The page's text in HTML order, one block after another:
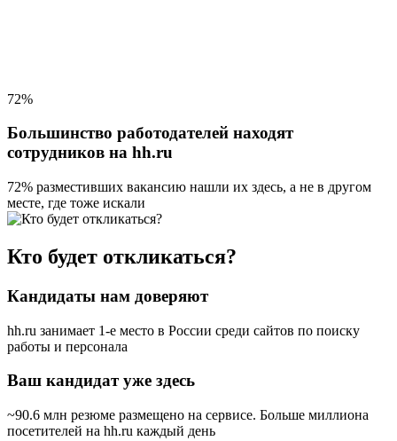
72%
Большинство работодателей находят
сотрудников на hh.ru
72% разместивших вакансию нашли их здесь, а не в другом
месте, где тоже искали
Кто будет откликаться?
Кандидаты нам доверяют
hh.ru занимает 1-е место в России среди сайтов по поиску
работы и персонала
Ваш кандидат уже здесь
~90.6 млн резюме размещено на сервисе. Больше миллиона
посетителей на hh.ru каждый день